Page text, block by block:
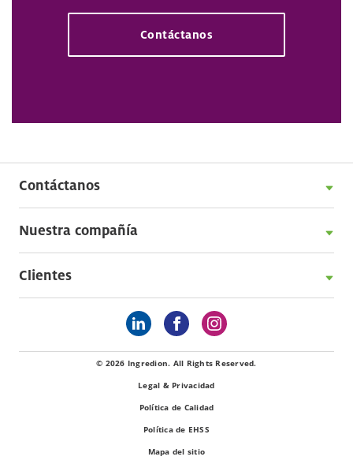
Contáctanos
Contáctanos
Nuestra compañía
Clientes
© 2026 Ingredion. All Rights Reserved.
Legal & Privacidad
Política de Calidad
Política de EHSS
Mapa del sitio